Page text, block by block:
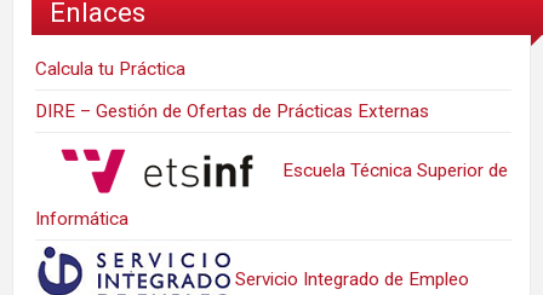
Enlaces
Calcula tu Práctica
DIRE – Gestión de Ofertas de Prácticas Externas
Escuela Técnica Superior de
Informática
Servicio Integrado de Empleo